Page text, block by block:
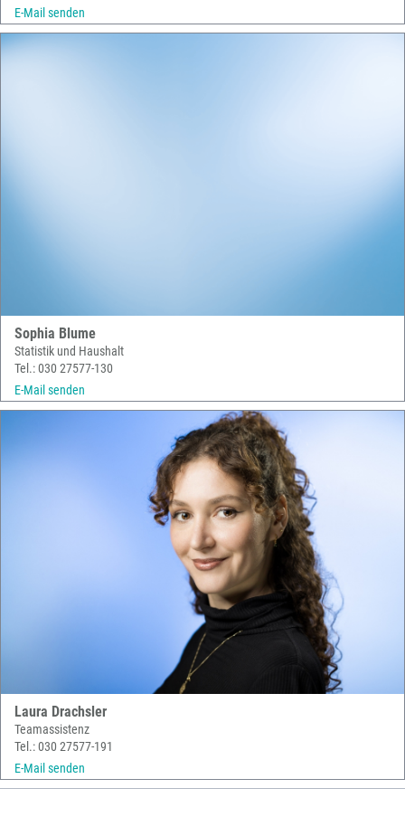
E-Mail senden
Sophia Blume
Statistik und Haushalt
Tel.: 030 27577-130
E-Mail senden
Laura Drachsler
Teamassistenz
Tel.: 030 27577-191
E-Mail senden